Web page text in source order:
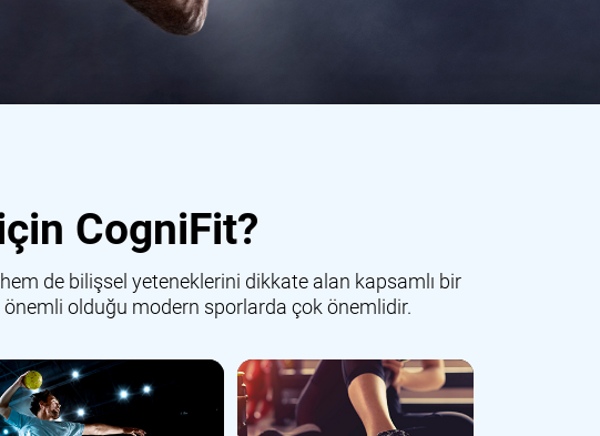
CogniFit?
de bilişsel yeteneklerini dikkate alan kapsamlı bir
önemli olduğu modern sporlarda çok önemlidir.